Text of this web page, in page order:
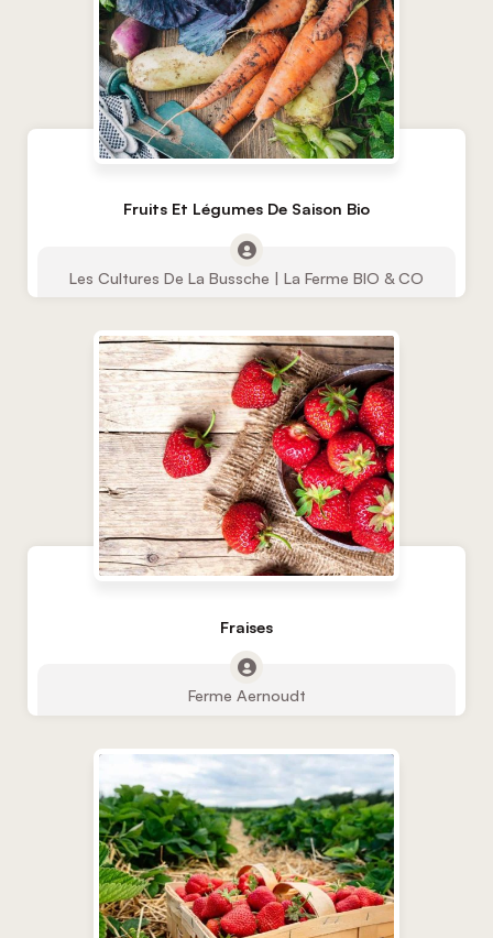
Fruits Et Légumes De Saison Bio
Les Cultures De La Bussche | La Ferme BIO & CO
Fraises
Ferme Aernoudt